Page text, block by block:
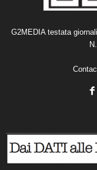
G2MEDIA testata